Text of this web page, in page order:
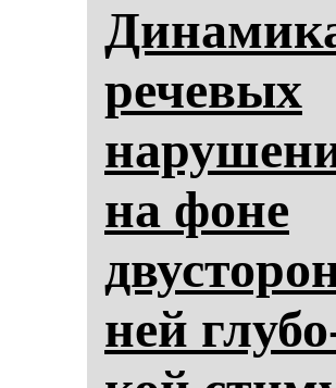
ре­че­вых
на фо­не
ней